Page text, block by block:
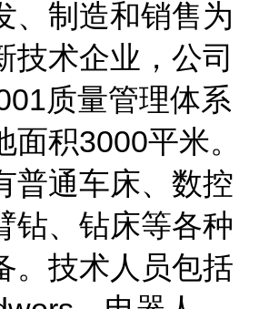
、制造和销售为
技术企业，公司
质量管理体系
面积3000平米。
普通车床、数控
钻、钻床等各种
。技术人员包括